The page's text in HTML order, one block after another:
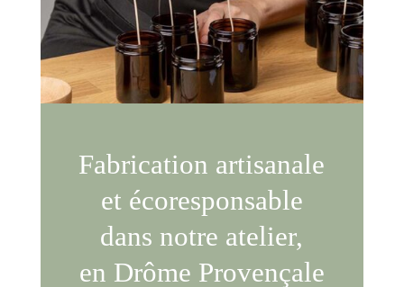
Fabrication artisanale
et écoresponsable
dans notre atelier,
en Drôme Provençale